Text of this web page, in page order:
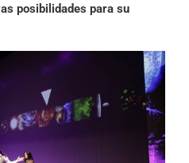
posibilidades para su